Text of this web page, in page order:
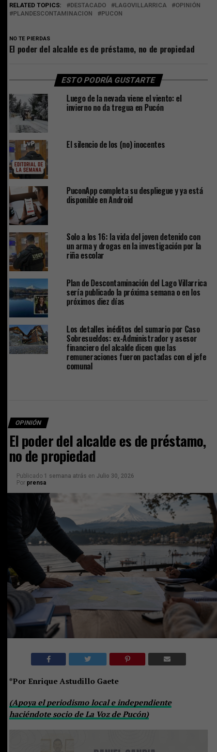
RELATED TOPICS: DESTACADO LAGOVILLARRICA
OPINIÓN
PLANDESCONTAMINACION
PUCON
NO TE PIERDAS
El poder del alcalde es de préstamo, no de propiedad
ESTO PODRÍA GUSTARTE
Luego de la nevada viene el viento: el
invierno no da tregua en Pucón
El silencio de los (no) inocentes
PuconApp completa su despliegue y ya está
disponible en Android
Solo a los 16: la vida del joven detenido con
un arma y drogas en la investigación por la
riña escolar
Plan de Descontaminación del Lago Villarrica
sería publicado la próxima semana o en los
próximos diez días
Los detalles inéditos del sumario por Caso
Sobresueldos: ex-Administrador y asesor
financiero del alcalde dicen que las
remuneraciones fueron pactadas con el jefe
comunal
OPINIÓN
El poder del alcalde es de préstamo,
no de propiedad
Publicado 1 semana atrás en Julio 30, 2026
Por prensa
*Por Enrique Astudillo Gaete
(Apoya el periodismo local e independiente
haciéndote socio de La Voz de Pucón)